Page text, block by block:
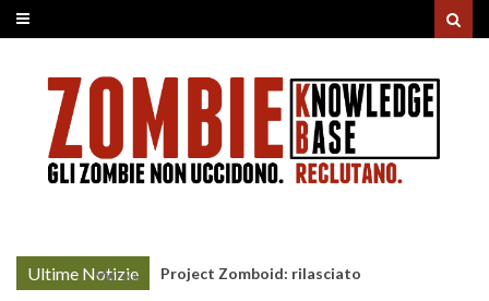
Ultime Notizie
More »
Project Zomboid: rilasciato